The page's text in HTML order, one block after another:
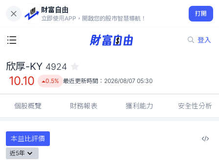
財富自由
立即使用APP，開啟您的股市智慧導航！
打開
登入
10.10
0.5%
欣厚-KY 4924
10.10 0.5% 最近更新時間： 2026/08/07 05:30
個股概覽 財務報表 獲利能力 安全性分析
本益比評價
近5年